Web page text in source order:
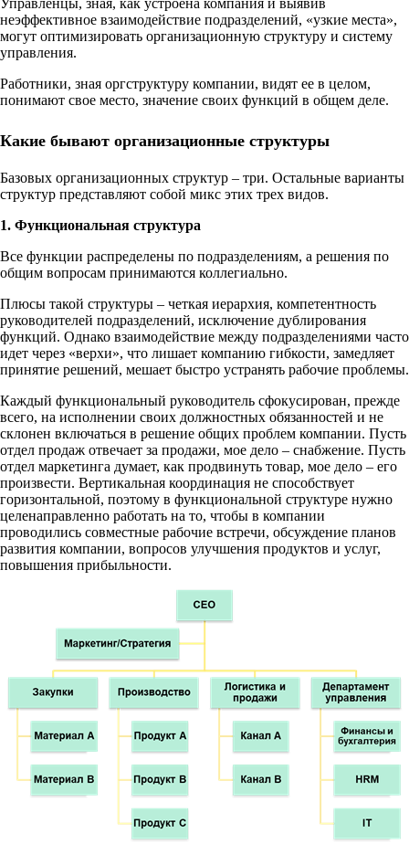
неэффективное взаимодействие подразделений, «узкие места»,
могут оптимизировать организационную структуру и систему
управления.
Работники, зная оргструктуру компании, видят ее в целом,
понимают свое место, значение своих функций в общем деле.
Какие бывают организационные структуры
Базовых организационных структур – три. Остальные варианты
структур представляют собой микс этих трех видов.
1. Функциональная структура
Все функции распределены по подразделениям, а решения по
общим вопросам принимаются коллегиально.
Плюсы такой структуры – четкая иерархия, компетентность
руководителей подразделений, исключение дублирования
функций. Однако взаимодействие между подразделениями часто
идет через «верхи», что лишает компанию гибкости, замедляет
принятие решений, мешает быстро устранять рабочие проблемы.
Каждый функциональный руководитель сфокусирован, прежде
всего, на исполнении своих должностных обязанностей и не
склонен включаться в решение общих проблем компании. Пусть
отдел продаж отвечает за продажи, мое дело – снабжение. Пусть
отдел маркетинга думает, как продвинуть товар, мое дело – его
произвести. Вертикальная координация не способствует
горизонтальной, поэтому в функциональной структуре нужно
целенаправленно работать на то, чтобы в компании
проводились совместные рабочие встречи, обсуждение планов
развития компании, вопросов улучшения продуктов и услуг,
повышения прибыльности.